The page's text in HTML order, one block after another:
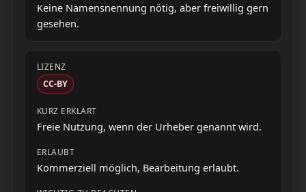
Keine Namensnennung nötig, aber freiwillig gern
gesehen.
CC-BY
Freie Nutzung, wenn der Urheber genannt wird.
Kommerziell möglich, Bearbeitung erlaubt.